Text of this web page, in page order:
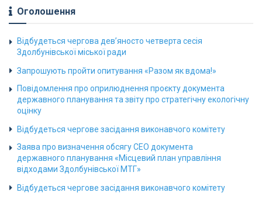
Оголошення
Відбудеться чергова дев’яносто четверта сесія
Здолбунівської міської ради
Запрошують пройти опитування «Разом як вдома!»
Повідомлення про оприлюднення проєкту документа
державного планування та звіту про стратегічну екологічну
оцінку
Відбудеться чергове засідання виконавчого комітету
Заява про визначення обсягу СЕО документа
державного планування «Місцевий план управління
відходами Здолбунівської МТГ»
Відбудеться чергове засідання виконавчого комітету